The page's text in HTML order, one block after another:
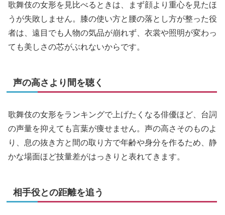
歌舞伎の女形を見比べるときは、まず顔より重心を見たほ
うが失敗しません。膝の使い方と腰の落とし方が整った役
者は、遠目でも人物の気品が崩れず、衣裳や照明が変わっ
ても美しさの芯がぶれないからです。
声の高さより間を聴く
歌舞伎の女形をランキングで上げたくなる俳優ほど、台詞
の声量を抑えても言葉が痩せません。声の高さそのものよ
り、息の抜き方と間の取り方で年齢や身分を作るため、静
かな場面ほど技量差がはっきりと表れてきます。
相手役との距離を追う